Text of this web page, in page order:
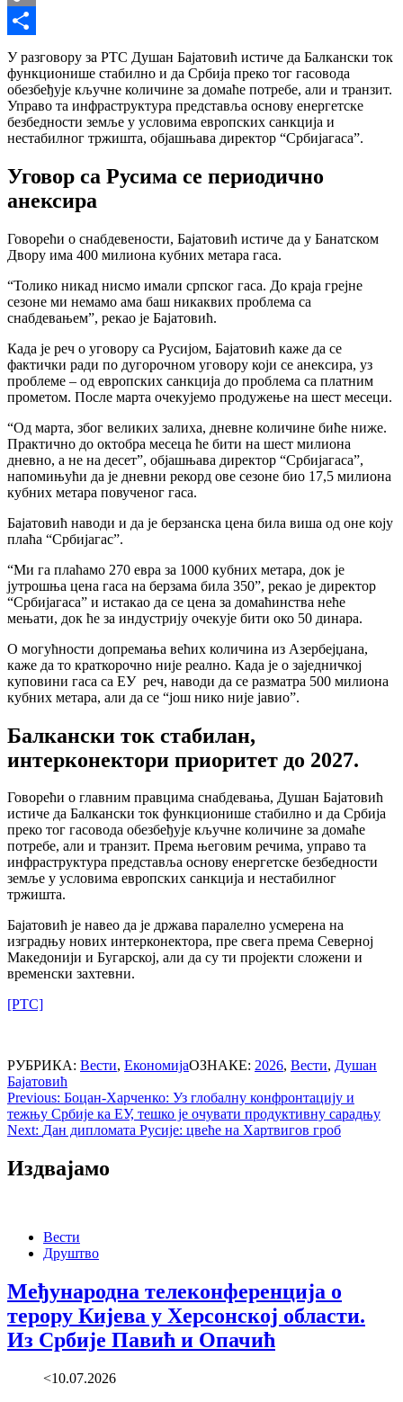
Copy
Link
Share
У разговору за РТС Душан Бајатовић истиче да Балкански ток
функционише стабилно и да Србија преко тог гасовода
обезбеђује кључне количине за домаће потребе, али и транзит.
Управо та инфраструктура представља основу енергетске
безбедности земље у условима европских санкција и
нестабилног тржишта, објашњава директор “Србијагаса”.
Уговор са Русима се периодично
анексира
Говорећи о снабдевености, Бајатовић истиче да у Банатском
Двору има 400 милиона кубних метара гаса.
“Толико никад нисмо имали српског гаса. До краја грејне
сезоне ми немамо ама баш никаквих проблема са
снабдевањем”, рекао је Бајатовић.
Када је реч о уговору са Русијом, Бајатовић каже да се
фактички ради по дугорочном уговору који се анексира, уз
проблеме – од европских санкција до проблема са платним
прометом. После марта очекујемо продужење на шест месеци.
“Од марта, због великих залиха, дневне количине биће ниже.
Практично до октобра месеца ће бити на шест милиона
дневно, а не на десет”, објашњава директор “Србијагаса”,
напомињући да је дневни рекорд ове сезоне био 17,5 милиона
кубних метара повученог гаса.
Бајатовић наводи и да је берзанска цена била виша од оне коју
плаћа “Србијагас”.
“Ми га плаћамо 270 евра за 1000 кубних метара, док је
јутрошња цена гаса на берзама била 350”, рекао је директор
“Србијагаса” и истакао да се цена за домаћинства неће
мењати, док ће за индустрију очекује бити око 50 динара.
О могућности допремања већих количина из Азербејџана,
каже да то краткорочно није реално. Када је о заједничкој
куповини гаса са ЕУ реч, наводи да се разматра 500 милиона
кубних метара, али да се “још нико није јавио”.
Балкански ток стабилан,
интерконектори приоритет до 2027.
Говорећи о главним правцима снабдевања, Душан Бајатовић
истиче да Балкански ток функционише стабилно и да Србија
преко тог гасовода обезбеђује кључне количине за домаће
потребе, али и транзит. Према његовим речима, управо та
инфраструктура представља основу енергетске безбедности
земље у условима европских санкција и нестабилног
тржишта.
Бајатовић је навео да је држава паралелно усмерена на
изградњу нових интерконектора, пре свега према Северној
Македонији и Бугарској, али да су ти пројекти сложени и
временски захтевни.
[РТС]
РУБРИКА: Вести, ЕкономијаОЗНАКЕ: 2026, Вести, Душан
Бајатовић
Post
navigation
Previous: Боцан-Харченко: Уз глобалну конфронтацију и
тежњу Србије ка ЕУ, тешко је очувати продуктивну сарадњу
Next: Дан дипломата Русије: цвеће на Хартвигов гроб
Издвајамо
Вести
Друштво
Међународна телеконференција о
терору Кијева у Херсонској области.
Из Србије Павић и Опачић
<10.07.2026